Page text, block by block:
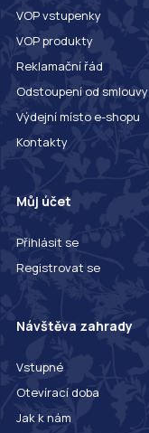
VOP vstupenky
VOP produkty
Reklamační řád
Odstoupení od smlouvy
Výdejní místo e-shopu
Kontakty
Můj účet
Přihlásit se
Registrovat se
Návštěva zahrady
Vstupné
Otevírací doba
Jak k nám